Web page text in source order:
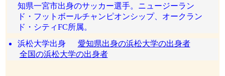
知県一宮市出身のサッカー選手。ニュージーラン
ド・フットボールチャンピオンシップ、オークラン
ド・シティFC所属。
浜松大学出身 愛知県出身の浜松大学の出身者
全国の浜松大学の出身者